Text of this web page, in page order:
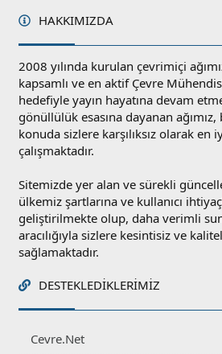
HAKKIMIZDA
2008 yılında kurulan çevrimiçi
kapsamlı ve en aktif Çevre
hedefiyle yayın hayatına devam
gönüllülük esasına dayanan
konuda sizlere karşılıksız olarak
çalışmaktadır.
Sitemizde yer alan ve sürekli
ülkemiz şartlarına ve kullanıcı
geliştirilmekte olup, daha verimli
aracılığıyla sizlere kesintisiz ve
sağlamaktadır.
DESTEKLEDIKLERIMIZ
Cevre.Net